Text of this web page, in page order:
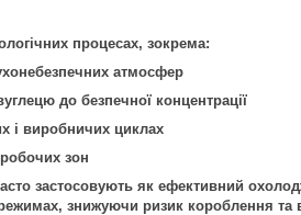
процесах, зокрема:
атмосфер
до безпечної концентрації
і виробничих циклах
зон
застосовують як ефективний
знижуючи ризик короблення